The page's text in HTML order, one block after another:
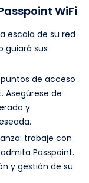
WiFi
escala de su red
guiará sus
de acceso
Asegúrese de
y
trabaje con
Passpoint.
y gestión de su